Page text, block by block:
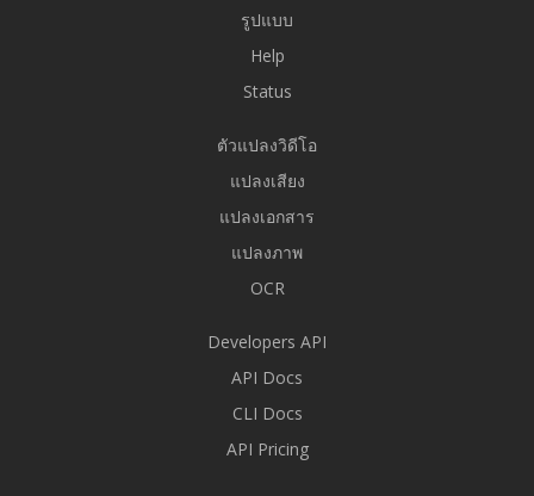
รูปแบบ
Help
Status
ตัวแปลงวิดีโอ
แปลงเสียง
แปลงเอกสาร
แปลงภาพ
OCR
Developers API
API Docs
CLI Docs
API Pricing